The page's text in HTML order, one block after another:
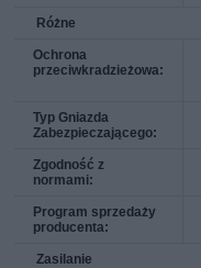
Różne
Ochrona
przeciwkradzieżowa:
Typ Gniazda
Zabezpieczającego:
Zgodność z
normami:
Program sprzedaży
producenta:
Zasilanie